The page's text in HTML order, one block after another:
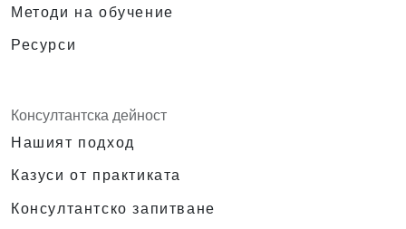
Методи на обучение
Ресурси
Консултантска дейност
Нашият подход
Казуси от практиката
Консултантско запитване